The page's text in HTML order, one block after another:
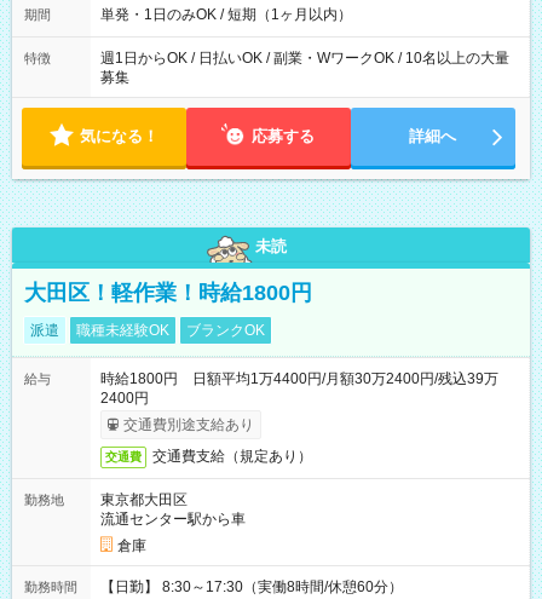
の都合に合わせて稼げます◎ ・シフトの申告は電話・メールで
ライベートの予定に 合わせて好きな時など、自由に働けます
期間 単発・1日のみOK / 短期（1ヶ月以内）
特徴
週1日からOK / 日払いOK / 副業・WワークOK / 10名以上の大量
募集
気になる！ 応募する 詳細へ
未読
大田区！軽作業！時給1800円
派遣 職種未経験OK ブランクOK
給与
時給1800円 日額平均1万4400円/月額30万2400円/残込39万
2400円
交通費別途支給あり
交通費 交通費支給（規定あり）
勤務地
東京都大田区
流通センター駅から車
倉庫
勤務時間 【日勤】 8:30～17:30（実働8時間/休憩60分）